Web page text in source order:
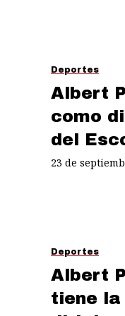
Deportes
Albert
como
del
23 de
Deportes
Albert
tiene la